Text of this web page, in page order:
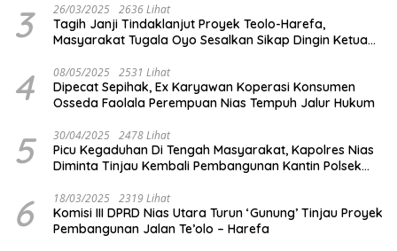
3 26/03/2025 2636 Lihat
Tagih Janji Tindaklanjut Proyek Teolo-Harefa,
Masyarakat Tugala Oyo Sesalkan Sikap Dingin Ketua
4 08/05/2025 2531 Lihat
Dipecat Sepihak, Ex Karyawan Koperasi Konsumen
Osseda Faolala Perempuan Nias Tempuh Jalur Hukum
5 30/04/2025 2478 Lihat
Picu Kegaduhan Di Tengah Masyarakat, Kapolres Nias
Diminta Tinjau Kembali Pembangunan Kantin Polsek
6 18/03/2025 2319 Lihat
Komisi III DPRD Nias Utara Turun ‘Gunung’ Tinjau Proyek
Pembangunan Jalan Te’olo – Harefa